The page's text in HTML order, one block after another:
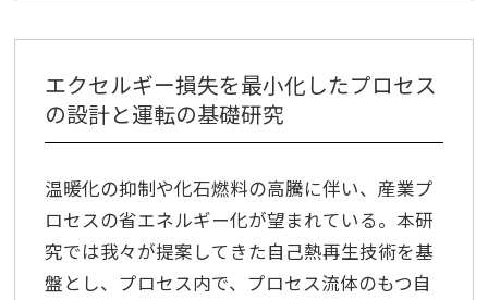
エクセルギー損失を最小化したプロセス
の設計と運転の基礎研究
温暖化の抑制や化石燃料の高騰に伴い、産業プ
ロセスの省エネルギー化が望まれている。本研
究では我々が提案してきた自己熱再生技術を基
盤とし、プロセス内で、プロセス流体のもつ自